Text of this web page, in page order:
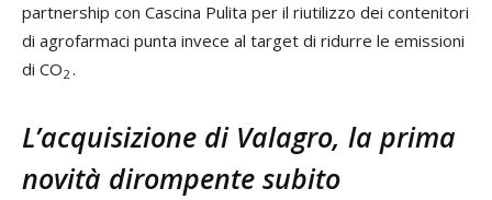
partnership con Cascina Pulita per il riutilizzo dei contenitori
di agrofarmaci punta invece al target di ridurre le emissioni
di CO2 .
L’acquisizione di Valagro, la prima
novità dirompente subito